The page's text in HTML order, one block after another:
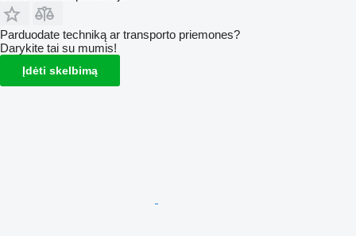
Parduodate techniką ar transporto priemones?
Darykite tai su mumis!
Įdėti skelbimą